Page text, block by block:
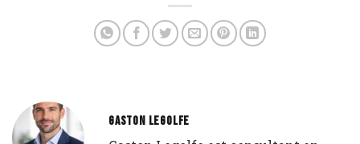
GASTON LEGOLFE